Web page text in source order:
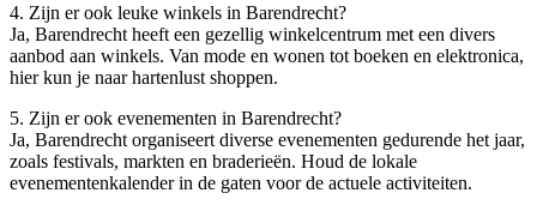
4. Zijn er ook leuke winkels in Barendrecht?
Ja, Barendrecht heeft een gezellig winkelcentrum met een divers
aanbod aan winkels. Van mode en wonen tot boeken en elektronica,
hier kun je naar hartenlust shoppen.
5. Zijn er ook evenementen in Barendrecht?
Ja, Barendrecht organiseert diverse evenementen gedurende het jaar,
zoals festivals, markten en braderieën. Houd de lokale
evenementenkalender in de gaten voor de actuele activiteiten.